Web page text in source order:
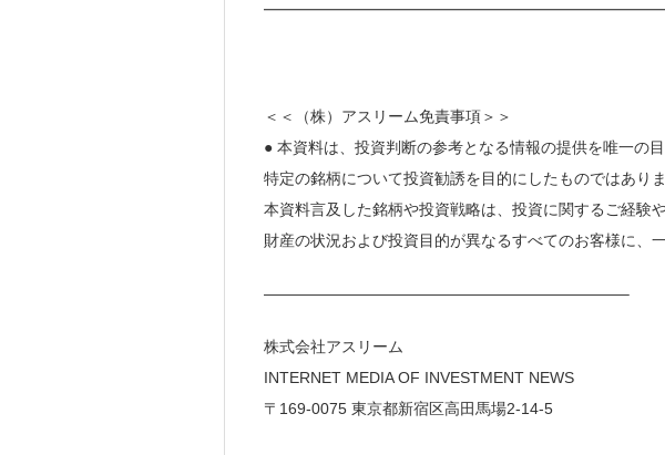
＜＜（株）アスリーム免責事項＞＞
● 本資料は、投資判断の参考となる情報の提供を唯一の目
特定の銘柄について投資勧誘を目的にしたものではありま
本資料言及した銘柄や投資戦略は、投資に関するご経験や
財産の状況および投資目的が異なるすべてのお客様に、
———————————————————————–
株式会社アスリーム
INTERNET MEDIA OF INVESTMENT NEWS
〒169-0075 東京都新宿区高田馬場2-14-5